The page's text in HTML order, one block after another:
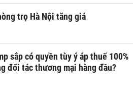
trọ Hà Nội tăng giá
sắp có quyền tùy ý áp thuế 100%
đối tác thương mại hàng đầu?